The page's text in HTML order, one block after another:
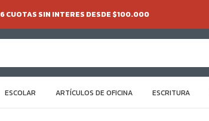
6 CUOTAS SIN INTERES DESDE $100.000
ESCOLAR ARTÍCULOS DE OFICINA ESCRITURA